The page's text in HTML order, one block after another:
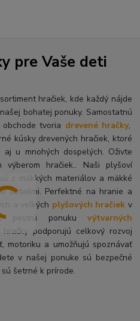
pre Vaše deti
hračiek, kde každý nájde
bohatej ponuky. Samostatnú
tvoria drevené hračky,
kúsky drevených hračiek, ktoré
u mnohých dospelých. Oživte
hračiek.. Naši plyšoví
z mäkkých materiálov a mäkké
detailmi. Perfektné na hranie a
a veľkých plyšových hračiek v
pestrú ponuku výtvarných
hračky podporujú celkový rozvoj
motoriku a umožňujú spoznávať
v našej ponuke sú bezpečné
šetrné k prírode.